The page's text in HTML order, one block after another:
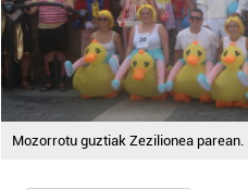
Mozorrotu guztiak Zezilionea parean.